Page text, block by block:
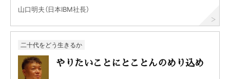
山口明夫（日本IBM社長）
二十代をどう生きるか
やりたいことにとことんのめり込め